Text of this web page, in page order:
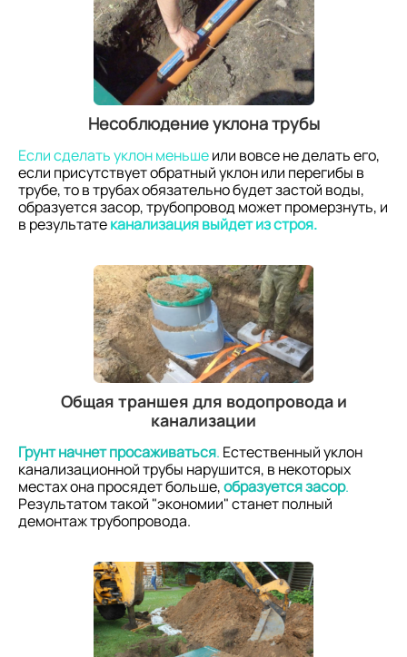
Несоблюдение уклона трубы
Если сделать уклон меньшеили вовсе не делать его,
если присутствует обратный уклон или перегибы в
трубе, то в трубах обязательно будет застой воды,
образуется засор, трубопровод может промерзнуть, и
в результатеканализация выйдет из строя.
Общая траншея для водопровода и
канализации
Грунт начнет просаживаться. Естественный уклон
канализационной трубы нарушится, в некоторых
местах она просядет больше,образуется засор.
Результатом такой "экономии" станет полный
демонтаж трубопровода.